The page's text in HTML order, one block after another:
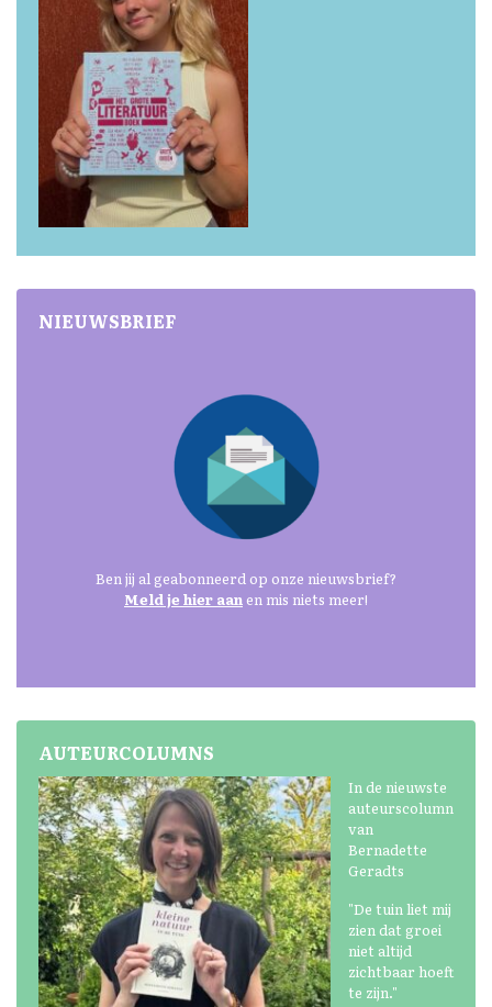
NIEUWSBRIEF
Ben jij al geabonneerd op onze nieuwsbrief?
Meld je hier aan en mis niets meer!
AUTEURCOLUMNS
In de nieuwste
auteurscolumn
van
Bernadette
Geradts
"De tuin liet mij
zien dat groei
niet altijd
zichtbaar hoeft
te zijn."